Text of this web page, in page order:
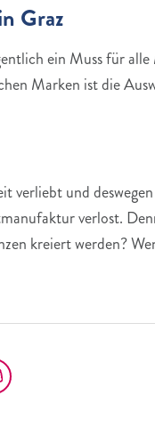
Graz
ein Muss für
Marken ist die
verliebt und
verlost.
kreiert werden?